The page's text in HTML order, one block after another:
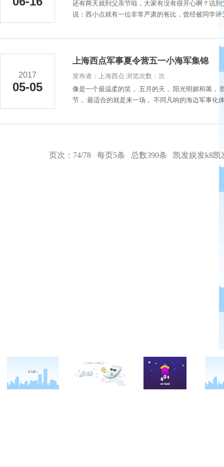
还有两天就到父亲节啦，大家有没有很开心啊？说
说：西小点就有一位非常严肃的爸比，曾经被同学
2017
05-05
上海西点军事夏令营五一小海军集锦
发布者：上海西点 浏览次数：次
像是一个最温柔的笑， 五月的天， 阳光明媚和蔼，
节， 最适合的就是来一场， 不同凡响的海边军事化
页次：74/78 每页5条 总数390条 凯发娱发k8凯